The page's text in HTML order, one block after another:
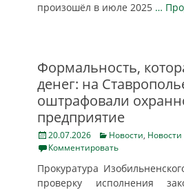
произошёл в июле 2025 …
Формальность,
денег: на
оштрафовали
предприятие
Posted
on
20.07.2026 Categories
Новости,
Комментировать
Прокуратура
проверку исполнения